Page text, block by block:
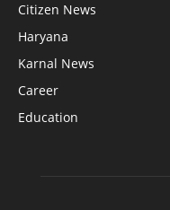
Citizen News
Haryana
Karnal News
Career
Education